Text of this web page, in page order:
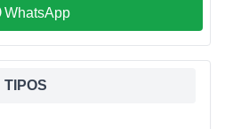
WhatsApp
TIPOS